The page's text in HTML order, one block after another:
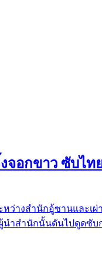
จอกขาว ซับไท
หว่างสำนักอู้ซานแล
ำสำนักนั้นดันไปดูดซั